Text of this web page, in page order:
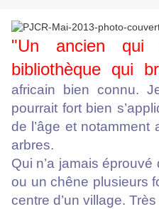
"Un ancien qui
bibliothèque qui
africain bien connu.
pourrait fort bien
de l’âge et notamment
arbres.
Qui n’a jamais
ou un chêne plusieurs
centre d’un village.